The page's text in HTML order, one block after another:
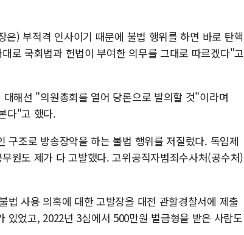
) 부적격 인사이기 때문에 불법 행위를 하면 바로 탄핵
로 국회법과 헌법이 부여한 의무를 그대로 따르겠다"고
해선 "의원총회를 열어 당론으로 발의할 것"이라며
다"고 했다.
조로 방송장악을 하는 불법 행위를 저질렀다. 독임제
원도 제가 다 고발했다. 고위공직자범죄수사처(공수처)
법 사용 의혹에 대한 고발장을 대전 관할경찰서에 제출
었고, 2022년 3심에서 500만원 벌금형을 받은 사람도